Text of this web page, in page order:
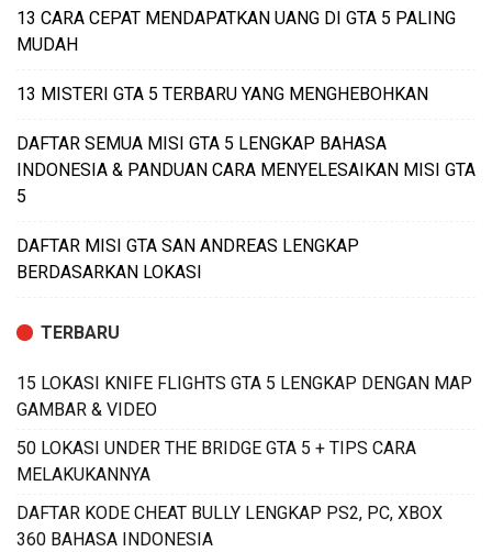
13 CARA CEPAT MENDAPATKAN UANG DI GTA 5 PALING
MUDAH
13 MISTERI GTA 5 TERBARU YANG MENGHEBOHKAN
DAFTAR SEMUA MISI GTA 5 LENGKAP BAHASA
INDONESIA & PANDUAN CARA MENYELESAIKAN MISI GTA
5
DAFTAR MISI GTA SAN ANDREAS LENGKAP
BERDASARKAN LOKASI
TERBARU
15 LOKASI KNIFE FLIGHTS GTA 5 LENGKAP DENGAN MAP
GAMBAR & VIDEO
50 LOKASI UNDER THE BRIDGE GTA 5 + TIPS CARA
MELAKUKANNYA
DAFTAR KODE CHEAT BULLY LENGKAP PS2, PC, XBOX
360 BAHASA INDONESIA